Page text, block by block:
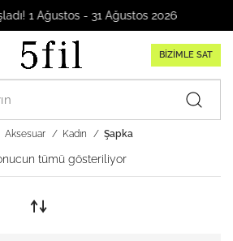
Ağustos - 31 Ağustos 2026
BİZİMLE SAT
Aksesuar Kadın Şapka
tümü gösteriliyor